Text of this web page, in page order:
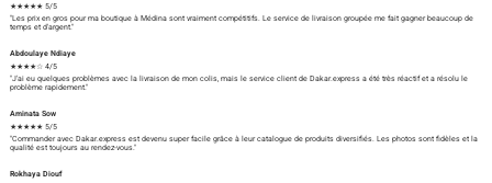
★★★★★ 5/5
"Les prix en gros pour ma boutique à Médina sont vraiment compétitifs. Le service de livraison groupée me fait gagner beaucoup de
temps et d'argent."
Abdoulaye Ndiaye
★★★★☆ 4/5
"J'ai eu quelques problèmes avec la livraison de mon colis, mais le service client de Dakar.express a été très réactif et a résolu le
problème rapidement."
Aminata Sow
★★★★★ 5/5
"Commander avec Dakar.express est devenu super facile grâce à leur catalogue de produits diversifiés. Les photos sont fidèles et la
qualité est toujours au rendez-vous."
Rokhaya Diouf